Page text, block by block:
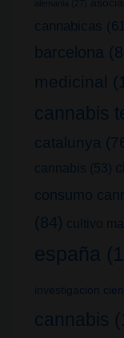
alemania (27)
cannabicas
barcelona
medicinal
cannabis
catalunya
cannabis (53)
consumo
(84) cultivo
españa
investigacion
cannabis